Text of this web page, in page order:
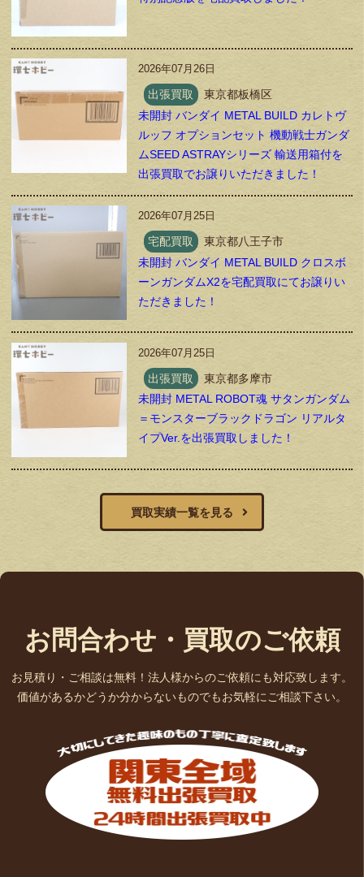
2026年07月26日
出張買取
東京都板橋区
未開封 バンダイ METAL BUILD カレトヴ
ルッフ オプションセット 機動戦士ガンダ
ムSEED ASTRAYシリーズ 輸送用箱付を
出張買取でお譲りいただきました！
2026年07月25日
宅配買取
東京都八王子市
未開封 バンダイ METAL BUILD クロスボ
ーンガンダムX2を宅配買取にてお譲りい
ただきました！
2026年07月25日
出張買取
東京都多摩市
未開封 METAL ROBOT魂 サタンガンダム
＝モンスターブラックドラゴン リアルタ
イプVer.を出張買取しました！
買取実績一覧を見る
お問合わせ・買取のご依頼
お見積り・ご相談は無料！法人様からのご依頼にも対応致します。
価値があるかどうか分からないものでもお気軽にご相談下さい。